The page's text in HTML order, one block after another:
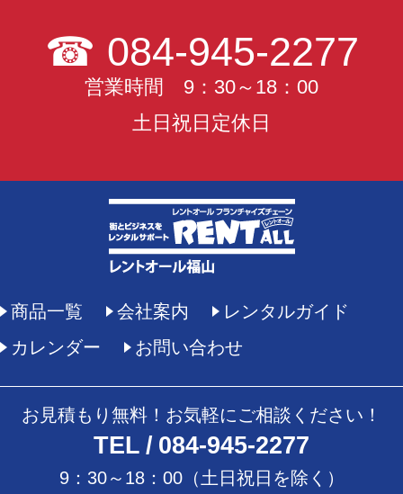
☎ 084-945-2277
営業時間 9：30～18：00
土日祝日定休日
商品一覧 会社案内
レンタルガイド
カレンダー
お問い合わせ
お見積もり無料！お気軽にご相談ください！
TEL 084-945-2277
9：30～18：00（土日祝日を除く）